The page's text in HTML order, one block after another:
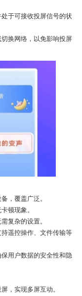
于可接收投屏信号的状
换网络，以免影响投屏
，覆盖广泛。
顿现象。
复杂的设置。
遥控操作、文件传输等
用户数据的安全性和隐
，实现多屏互动。